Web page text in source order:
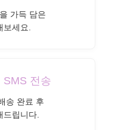
가득 담은
세요.
SMS 전송
송 완료 후
립니다.